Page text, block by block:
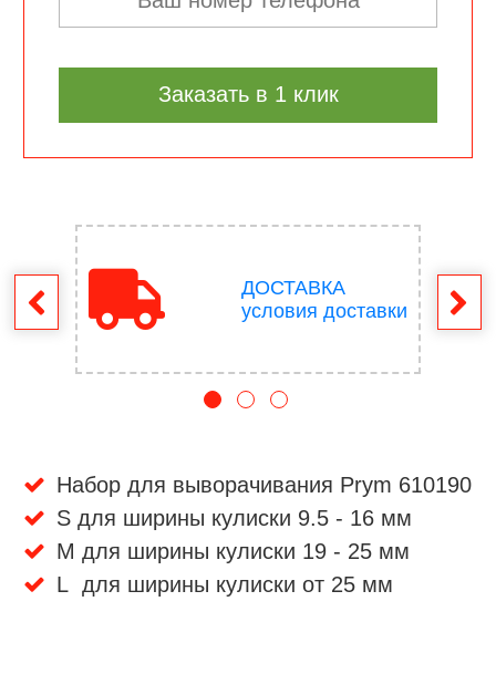
Заказать в 1 клик
ДОСТАВКА
условия доставки
Набор для выворачивания Prym 610190
S для ширины кулиски 9.5 - 16 мм
M для ширины кулиски 19 - 25 мм
L для ширины кулиски от 25 мм